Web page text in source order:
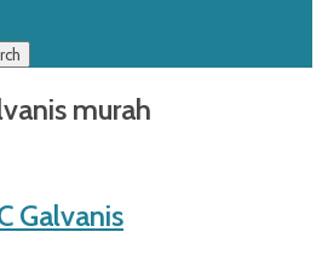
murah
Galvanis